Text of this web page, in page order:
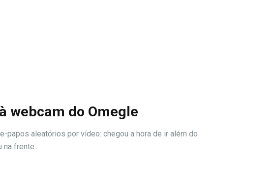
webcam do Omegle
papos aleatórios por vídeo: chegou a hora de ir além do
frente...